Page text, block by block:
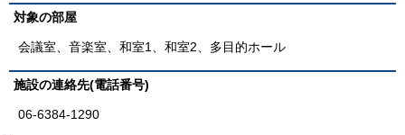
対象の部屋
会議室、音楽室、和室1、和室2、多目的ホール
施設の連絡先(電話番号)
06-6384-1290